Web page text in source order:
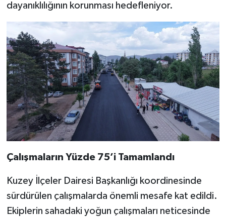
dayanıklılığının korunması hedefleniyor.
Çalışmaların Yüzde 75’i Tamamlandı
Kuzey İlçeler Dairesi Başkanlığı koordinesinde
sürdürülen çalışmalarda önemli mesafe kat edildi.
Ekiplerin sahadaki yoğun çalışmaları neticesinde